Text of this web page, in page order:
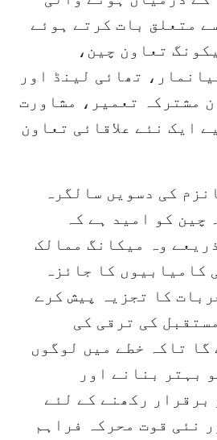
متعلق بات کرتے ہوئے
تعاون چین،
تھائی لینڈ اور
مشترکہ تعمیر، مشاورت
ایک نئے علاقائی تعاون
کی دسویں سالگرہ
چین کو امید ہے کہ
وہ میکانگ ممالک
کامیابیوں کا جائزہ
کا تجزیہ پیش کرے
کی ترقی کی
گا تاکہ خطے میں لوگوں
بہتر بنانے اور
برقرار رکھنے کے لئے
نئی قوت محرکہ فراہم